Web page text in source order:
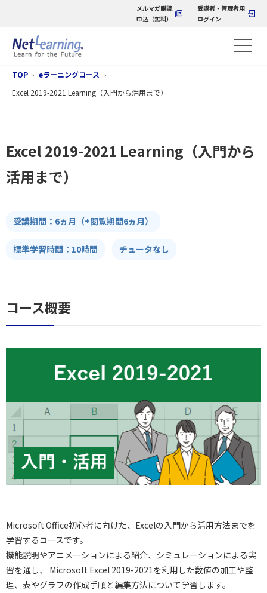
メルマガ購読
申込（無料）
受講者・管理者用
ログイン
TOP
eラーニングコース
Excel 2019-2021 Learning（入門から活用まで）
Excel 2019-2021 Learning（入門から
活用まで）
受講期間：6ヵ月（+閲覧期間6ヵ月）
標準学習時間：10時間 チュータなし
コース概要
Microsoft Office初心者に向けた、Excelの入門から活用方法までを
学習するコースです。
機能説明やアニメーションによる紹介、シミュレーションによる実
習を通し、 Microsoft Excel 2019-2021を利用した数値の加工や整
理、表やグラフの作成手順と編集方法について学習します。